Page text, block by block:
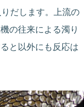
だします。上流の
の往来による濁り
と以外にも反応は